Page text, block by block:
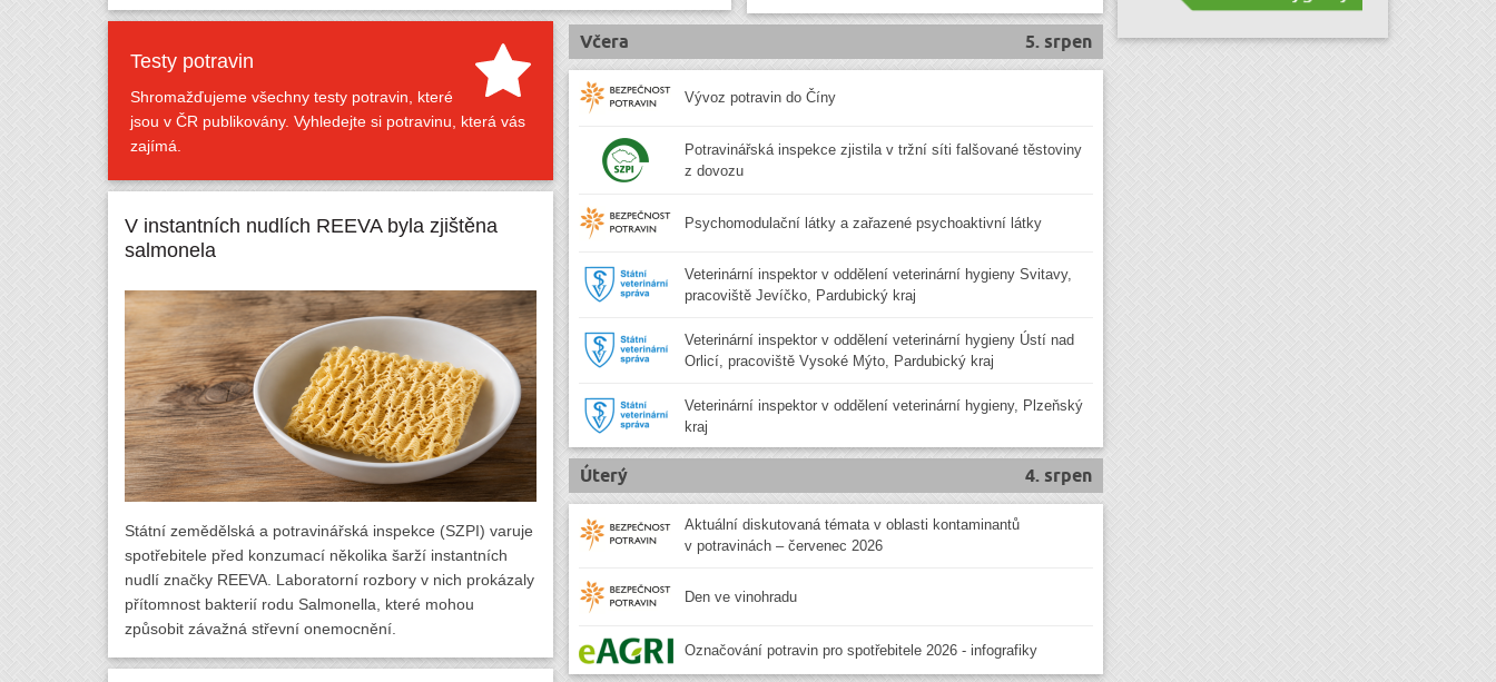
Testy potravin
Shromažďujeme všechny testy potravin, které
jsou v ČR publikovány. Vyhledejte si potravinu, která vás
zajímá.
V instantních nudlích REEVA byla zjištěna
salmonela
Státní zemědělská a potravinářská inspekce (SZPI) varuje
spotřebitele před konzumací několika šarží instantních
nudlí značky REEVA. Laboratorní rozbory v nich prokázaly
přítomnost bakterií rodu Salmonella, které mohou
způsobit závažná střevní onemocnění.
5. srpen
Včera
Vývoz potravin do Číny
Potravinářská inspekce zjistila v tržní síti falšované těstoviny
z dovozu
Psychomodulační látky a zařazené psychoaktivní látky
Veterinární inspektor v oddělení veterinární hygieny Svitavy,
pracoviště Jevíčko, Pardubický kraj
Veterinární inspektor v oddělení veterinární hygieny Ústí nad
Orlicí, pracoviště Vysoké Mýto, Pardubický kraj
Veterinární inspektor v oddělení veterinární hygieny, Plzeňský
kraj
4. srpen
Úterý
Aktuální diskutovaná témata v oblasti kontaminantů
v potravinách – červenec 2026
Den ve vinohradu
Označování potravin pro spotřebitele 2026 - infografiky